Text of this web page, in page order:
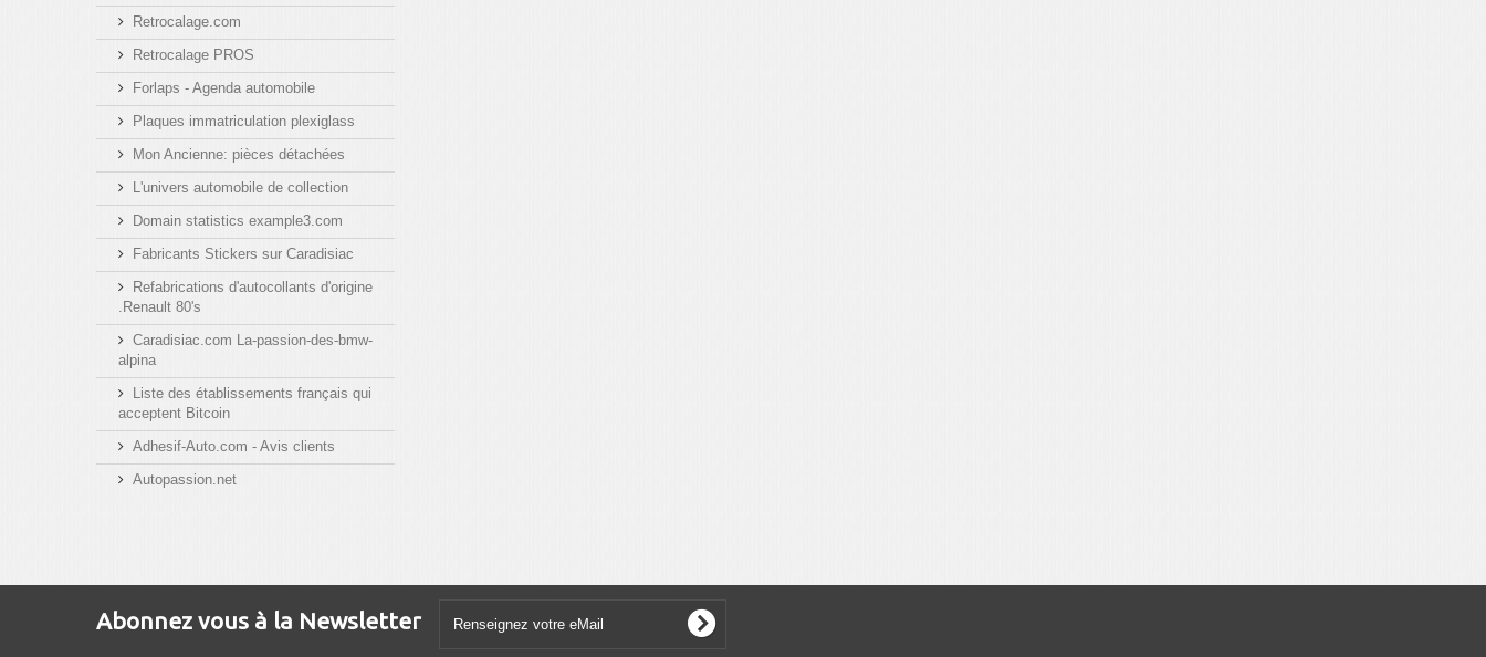
Retrocalage.com
Retrocalage PROS
Forlaps - Agenda automobile
Plaques immatriculation plexiglass
Mon Ancienne: pièces détachées
L'univers automobile de collection
Domain statistics example3.com
Fabricants Stickers sur Caradisiac
Refabrications d'autocollants d'origine
.Renault 80's
Caradisiac.com La-passion-des-bmw-
alpina
Liste des établissements français qui
acceptent Bitcoin
Adhesif-Auto.com - Avis clients
Autopassion.net
Abonnez vous à la Newsletter